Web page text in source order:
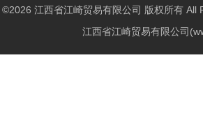
©2026 江西省江崎贸易有限公司 版权所有 All
江西省江崎贸易有限公司